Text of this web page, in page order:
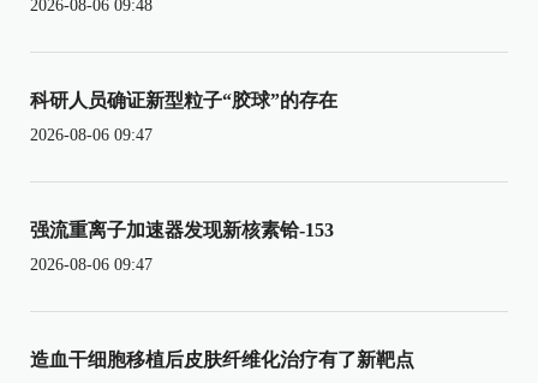
2026-08-06 09:48
科研人员确证新型粒子“胶球”的存在
2026-08-06 09:47
强流重离子加速器发现新核素铪-153
2026-08-06 09:47
造血干细胞移植后皮肤纤维化治疗有了新靶点